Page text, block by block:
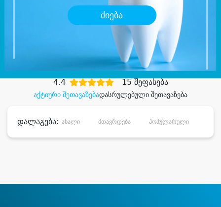
ძიება
სასურველი მომსახურება
დიდი დანაზოგით
აქტიური შეთავაზებადასრულებული შეთავაზება
4.4 15 შეფასება
დალაგება: ახალი მთავრდება პოპულარული